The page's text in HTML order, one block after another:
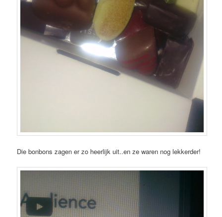
Die bonbons zagen er zo heerlijk uit..en ze waren nog lekkerder!